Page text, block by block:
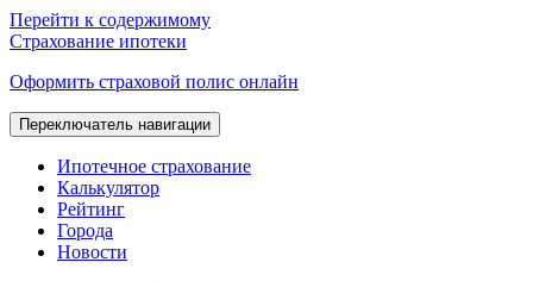
Перейти к содержимому
Страхование ипотеки
Оформить страховой полис онлайн
Переключатель навигации
Ипотечное страхование
Калькулятор
Рейтинг
Города
Новости